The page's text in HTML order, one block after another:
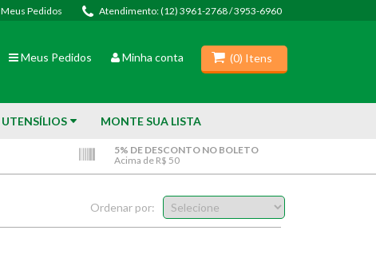
Meus Pedidos Atendimento: (12) 3961-2768 / 3953-6960
Meus Pedidos Minha conta (0) Itens
UTENSÍLIOS MONTE SUA LISTA
5% DE DESCONTO NO BOLETO
Acima de R$ 50
(0) Itens
Ordenar por: